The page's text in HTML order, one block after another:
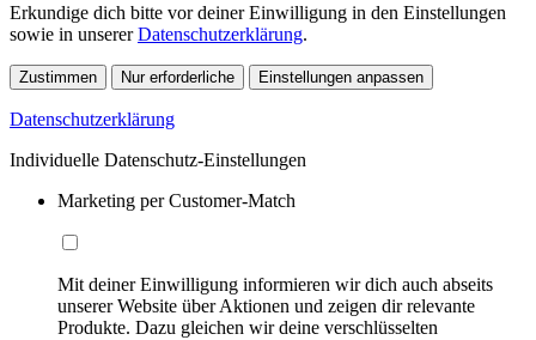
Erkundige dich bitte vor deiner Einwilligung in den Einstellungen
sowie in unsererDatenschutzerklärung.
Zustimmen Nur erforderliche Einstellungen anpassen
Datenschutzerklärung
Individuelle Datenschutz-Einstellungen
Marketing per Customer-Match
Mit deiner Einwilligung informieren wir dich auch abseits
unserer Website über Aktionen und zeigen dir relevante
Produkte. Dazu gleichen wir deine verschlüsselten